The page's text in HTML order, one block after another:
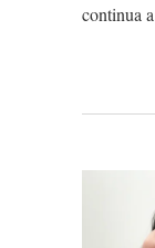
continua